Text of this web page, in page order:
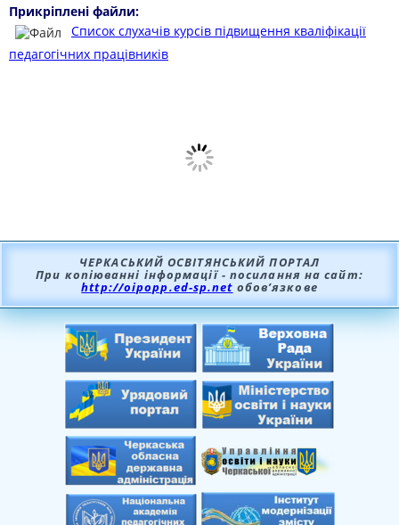
Прикріплені файли:
Список слухачів курсів підвищення кваліфікації
педагогічних працівників
ЧЕРКАСЬКИЙ ОСВІТЯНСЬКИЙ ПОРТАЛ
При копіюванні інформації - посилання на сайт:
http://oipopp.ed-sp.net обов’язкове